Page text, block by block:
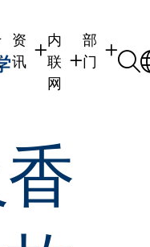
资
讯
校友
传媒
公众
内
联
网
校友内联网
部
门